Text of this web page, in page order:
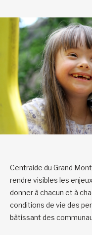
Centraide du Grand
rendre visibles les
donner à chacun et à
conditions de vie des
bâtissant des